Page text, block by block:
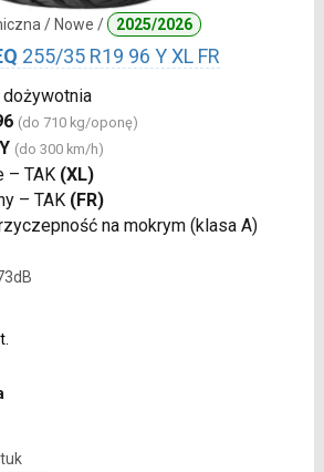
/ Nowe / 2025/2026
255/35 R19 96 Y XL FR
dożywotnia
(do 710 kg/oponę)
Y (do 300 km/h)
– TAK (XL)
– TAK (FR)
na mokrym (klasa A)